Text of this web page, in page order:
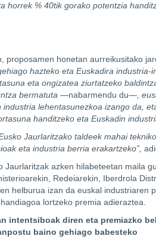
horrek % 40tik gorako potentzia
proposamen honetan aurreikusitako
hazteko eta Euskadira industria-
eta ongizatea ziurtatzeko
bermatuta —nabarmendu du—,
industria lehentasunezkoa izango da,
handitzeko eta Euskadin
Jaurlaritzako taldeek mahai
eta industria berria erakartzeko”,
Jaurlaritzak azken hilabeteetan maila
Redeiarekin, Iberdrola
helburua izan da euskal industriaren
lortzeko premia adieraztea.
intentsiboak diren eta premiazko
baino gehiago babesteko